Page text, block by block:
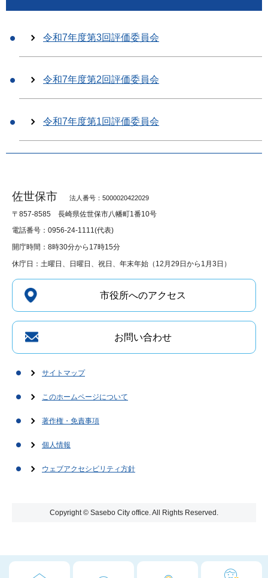
令和7年度第3回評価委員会
令和7年度第2回評価委員会
令和7年度第1回評価委員会
佐世保市 法人番号：5000020422029
〒857-8585 長崎県佐世保市八幡町1番10号
電話番号：0956-24-1111(代表)
開庁時間：8時30分から17時15分
休庁日：土曜日、日曜日、祝日、年末年始（12月29日から1月3日）
市役所へのアクセス
お問い合わせ
サイトマップ
このホームページについて
著作権・免責事項
個人情報
ウェブアクセシビリティ方針
Copyright © Sasebo City office. All Rights Reserved.